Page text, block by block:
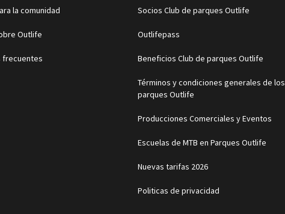
la comunidad
Outlife
frecuentes
Socios Club de parques Outlife
Outlifepass
Beneficios Club de parques Outlife
Términos y condiciones generales de los
parques Outlife
Producciones Comerciales y Eventos
Escuelas de MTB en Parques Outlife
Nuevas tarifas 2026
Politicas de privacidad